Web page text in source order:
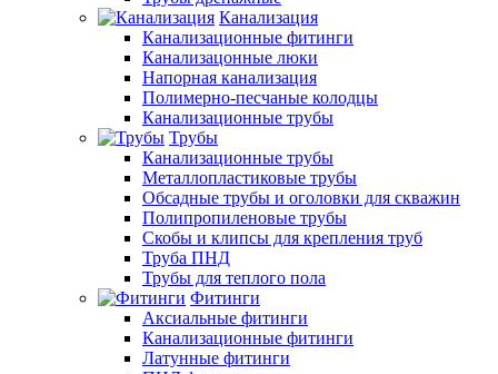
Канализация
Канализационные фитинги
Канализацонные люки
Напорная канализация
Полимерно-песчаные колодцы
Канализационные трубы
Трубы
Канализационные трубы
Металлопластиковые трубы
Обсадные трубы и оголовки для скважин
Полипропиленовые трубы
Скобы и клипсы для крепления труб
Труба ПНД
Трубы для теплого пола
Фитинги
Аксиальные фитинги
Канализационные фитинги
Латунные фитинги